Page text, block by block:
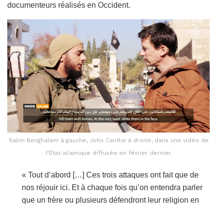
documenteurs réalisés en Occident.
Salim Benghalem à gauche, John Cantlie à droite, dans une vidéo de
l’État islamique diffusée en février dernier.
« Tout d’abord […] Ces trois attaques ont fait que de
nos réjouir ici. Et à chaque fois qu’on entendra parler
que un frère ou plusieurs défendront leur religion en